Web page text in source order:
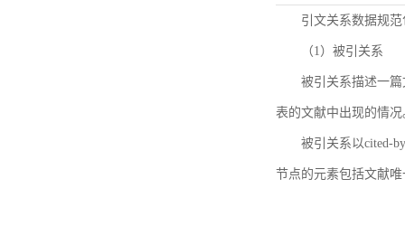
引文关系数据规
（1）被引关系
被引关系描述一
表的文献中出现的情况
被引关系以cited-
节点的元素包括文献